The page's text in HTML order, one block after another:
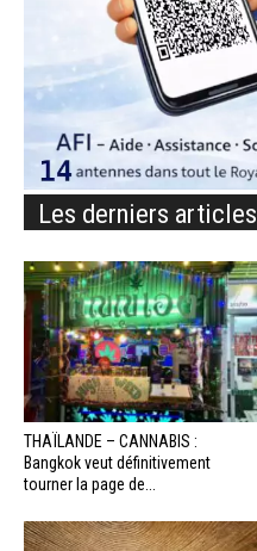
Les derniers articles
THAÏLANDE – CANNABIS :
Bangkok veut définitivement
tourner la page de...